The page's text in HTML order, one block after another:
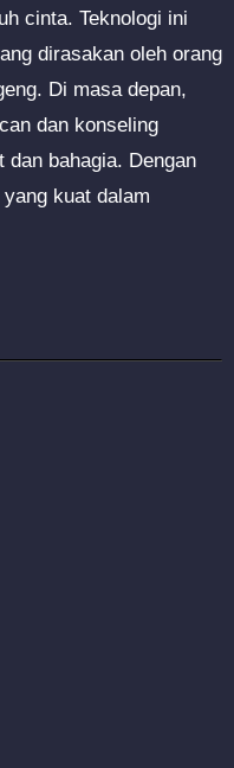
cinta. Teknologi ini
dirasakan oleh orang
Di masa depan,
dan konseling
dan bahagia. Dengan
kuat dalam